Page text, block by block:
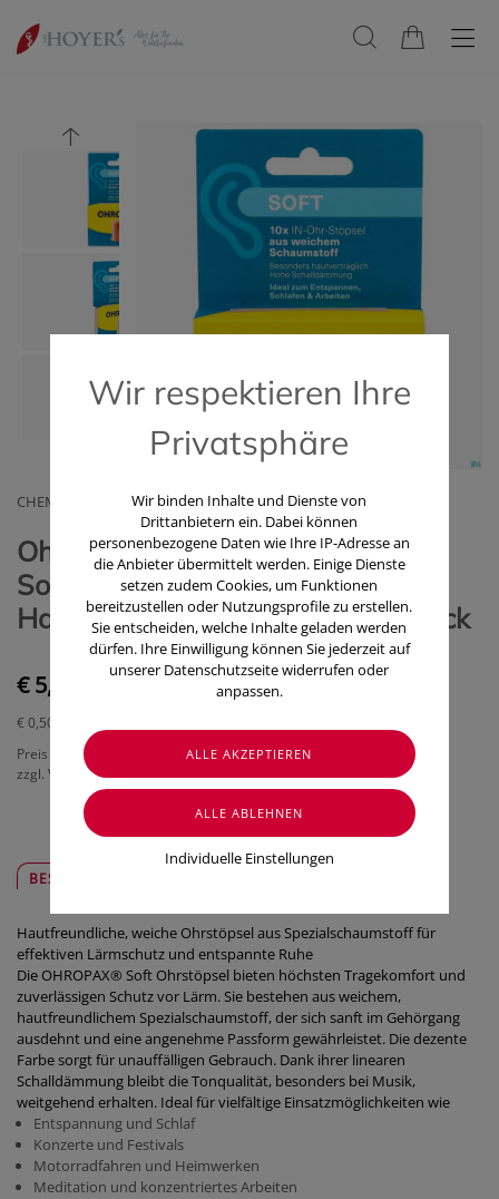
CHEMOMEDICA MEDIZINTECHNIK U.ARZNEIMITTEL GMBH
Ohrenschutz Ohropax
Soft/geraeuscheschutz In
Haengeverpackung Pohrs 10 Stück
€ 5,00
€ 0,50
Preis inkl. MwSt.
zzgl. Versandkosten
BESCHREIBUNG
Hautfreundliche, weiche Ohrstöpsel aus Spezialschaumstoff für
effektiven Lärmschutz und entspannte Ruhe
Die OHROPAX® Soft Ohrstöpsel bieten höchsten Tragekomfort und
zuverlässigen Schutz vor Lärm. Sie bestehen aus weichem,
hautfreundlichem Spezialschaumstoff, der sich sanft im Gehörgang
ausdehnt und eine angenehme Passform gewährleistet. Die dezente
Farbe sorgt für unauffälligen Gebrauch. Dank ihrer linearen
Schalldämmung bleibt die Tonqualität, besonders bei Musik,
weitgehend erhalten. Ideal für vielfältige Einsatzmöglichkeiten wie
Entspannung und Schlaf
Konzerte und Festivals
Motorradfahren und Heimwerken
Meditation und konzentriertes Arbeiten
Wir respektieren Ihre
Privatsphäre
Wir binden Inhalte und Dienste von
Drittanbietern ein. Dabei können
personenbezogene Daten wie Ihre IP-Adresse an
die Anbieter übermittelt werden. Einige Dienste
setzen zudem Cookies, um Funktionen
bereitzustellen oder Nutzungsprofile zu erstellen.
Sie entscheiden, welche Inhalte geladen werden
dürfen. Ihre Einwilligung können Sie jederzeit auf
unserer Datenschutzseite widerrufen oder
anpassen.
Individuelle Einstellungen